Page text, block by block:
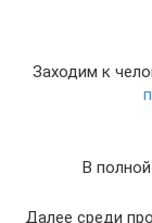
Заходим к
В
Далее среди